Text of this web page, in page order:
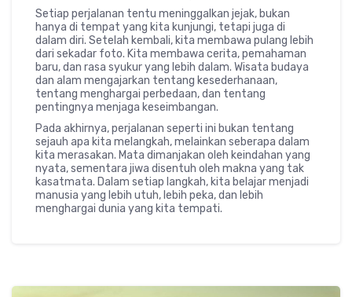
Setiap perjalanan tentu meninggalkan jejak, bukan
hanya di tempat yang kita kunjungi, tetapi juga di
dalam diri. Setelah kembali, kita membawa pulang lebih
dari sekadar foto. Kita membawa cerita, pemahaman
baru, dan rasa syukur yang lebih dalam. Wisata budaya
dan alam mengajarkan tentang kesederhanaan,
tentang menghargai perbedaan, dan tentang
pentingnya menjaga keseimbangan.
Pada akhirnya, perjalanan seperti ini bukan tentang
sejauh apa kita melangkah, melainkan seberapa dalam
kita merasakan. Mata dimanjakan oleh keindahan yang
nyata, sementara jiwa disentuh oleh makna yang tak
kasatmata. Dalam setiap langkah, kita belajar menjadi
manusia yang lebih utuh, lebih peka, dan lebih
menghargai dunia yang kita tempati.